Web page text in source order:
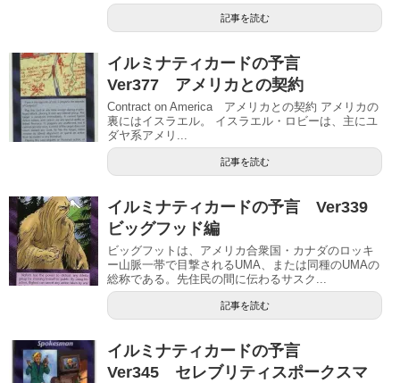
記事を読む
イルミナティカードの予言
Ver377 アメリカとの契約
Contract on America アメリカとの契約 アメリカの
裏にはイスラエル。 イスラエル・ロビーは、主にユ
ダヤ系アメリ...
記事を読む
イルミナティカードの予言 Ver339
ビッグフッド編
ビッグフットは、アメリカ合衆国・カナダのロッキ
ー山脈一帯で目撃されるUMA、または同種のUMAの
総称である。先住民の間に伝わるサスク...
記事を読む
イルミナティカードの予言
Ver345 セレブリティスポークスマ